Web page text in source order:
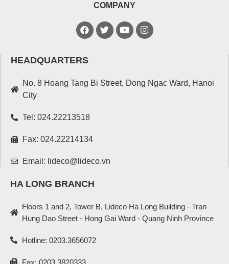
COMPANY
HEADQUARTERS
No. 8 Hoang Tang Bi Street, Dong Ngac Ward, Hanoi
City
Tel: 024.22213518
Fax: 024.22214134
Email: lideco@lideco.vn
HA LONG BRANCH
Floors 1 and 2, Tower B, Lideco Ha Long Building - Tran
Hung Dao Street - Hong Gai Ward - Quang Ninh Province
Hotline: 0203.3656072
Fax: 0203.3820333